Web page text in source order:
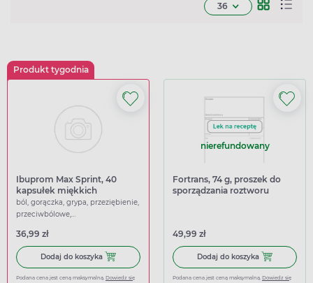
36
Produkt tygodnia
Ibuprom Max Sprint, 40
kapsułek miękkich
ból, gorączka, grypa, przeziębienie,
przeciwbólowe,
36,99 zł
Dodaj do koszyka Dodaj do koszyka Ibuprom Max Sprint, 40 kapsułek
Podana cena jest ceną maksymalną. Dowiedz się
nierefundowany
Fortrans, 74 g, proszek do
sporządzania roztworu
49,99 zł
Dodaj do koszyka Dodaj do
Podana cena jest ceną maksymalną. Dowiedz się